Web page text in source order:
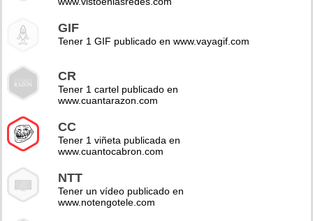
GIF
Tener 1 GIF publicado en www.vayagif.com
CR
Tener 1 cartel publicado en
www.cuantarazon.com
CC
Tener 1 viñeta publicada en
www.cuantocabron.com
NTT
Tener un vídeo publicado en
www.notengotele.com